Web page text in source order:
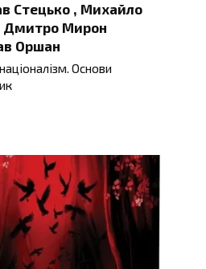
Стецько , Михайло
Дмитро Мирон
Оршан
Основи